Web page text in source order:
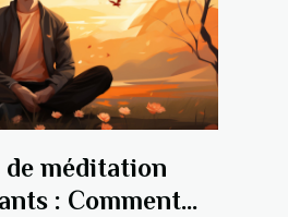
de méditation
: Comment